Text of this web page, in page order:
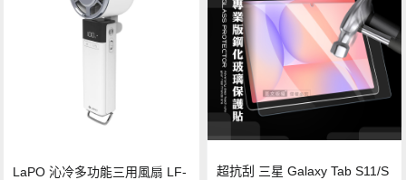
LaPO 沁冷多功能三用風扇 LF-
超抗刮 三星 Galaxy Tab S11/S